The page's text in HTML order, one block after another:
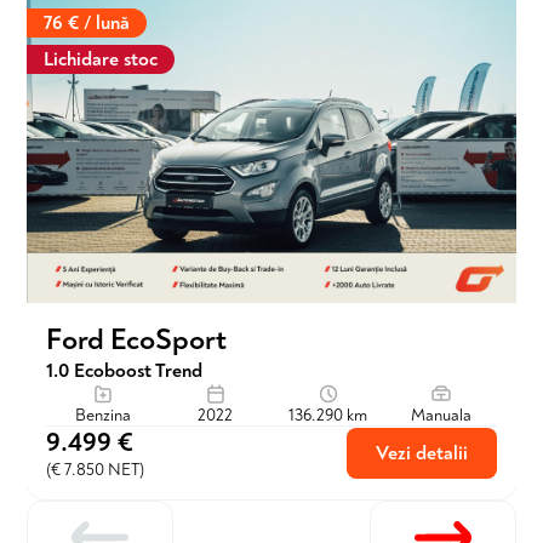
Lichidare stoc
76 € / lună
Ford EcoSport
1.0 Ecoboost Trend
Benzina 2022 136.290 km Manuala
9.499 €
(€ 7.850 NET)
Vezi detalii